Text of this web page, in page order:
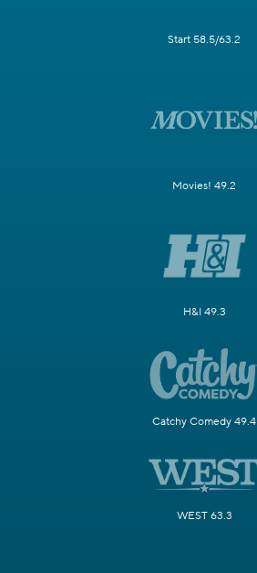
Start 58.5/63.2
Movies! 49.2
H&I 49.3
Catchy Comedy 49.4
WEST 63.3